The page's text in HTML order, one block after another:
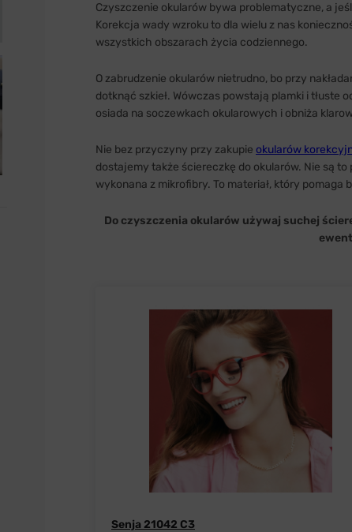
Czyszczenie okularów bywa problematyczne, a
Korekcja wady wzroku to dla wielu z nas
wszystkich obszarach życia codziennego.
O zabrudzenie okularów nietrudno, bo przy
dotknąć szkieł. Wówczas powstają plamki i tłuste
osiada na soczewkach okularowych i obniża
Nie bez przyczyny przy zakupie okularów
dostajemy także ściereczkę do okularów. Nie są
wykonana z mikrofibry. To materiał, który pomaga
Do czyszczenia okularów używaj suchej
Senja 21042 C3